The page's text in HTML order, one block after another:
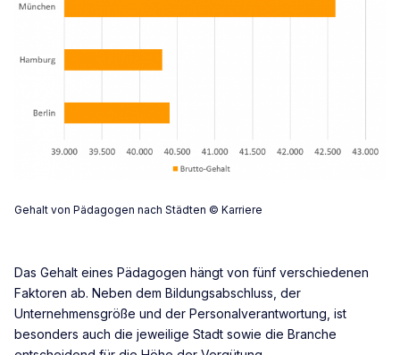
Gehalt von Pädagogen nach Städten © Karriere
Das Gehalt eines Pädagogen hängt von fünf verschiedenen
Faktoren ab. Neben dem Bildungsabschluss, der
Unternehmensgröße und der Personalverantwortung, ist
besonders auch die jeweilige Stadt sowie die Branche